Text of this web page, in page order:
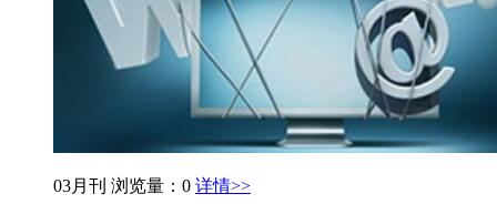
03月刊 浏览量：0 详情>>